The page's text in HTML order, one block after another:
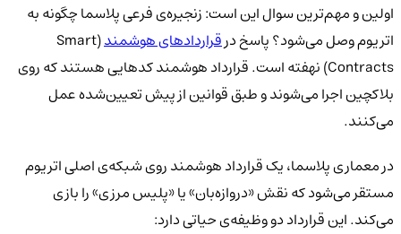
اولین و مهم‌ترین سوال این است: زنجیره‌ی فرعی پلاسما چگونه به
اتریوم وصل می‌شود؟ پاسخ درقراردادهای هوشمند (Smart
Contracts) نهفته است. قرارداد هوشمند کدهایی هستند که روی
بلاکچین اجرا می‌شوند و طبق قوانین از پیش تعیین‌شده عمل
می‌کنند.
در معماری پلاسما، یک قرارداد هوشمند روی شبکه‌ی اصلی اتریوم
مستقر می‌شود که نقش «دروازه‌بان» یا «پلیس مرزی» را بازی
می‌کند. این قرارداد دو وظیفه‌ی حیاتی دارد: